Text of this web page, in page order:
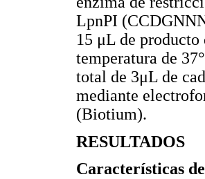
LpnPI
15 μL de
temperatura de
total de 3μL de
mediante
(Biotium).
RESULTADOS
Características